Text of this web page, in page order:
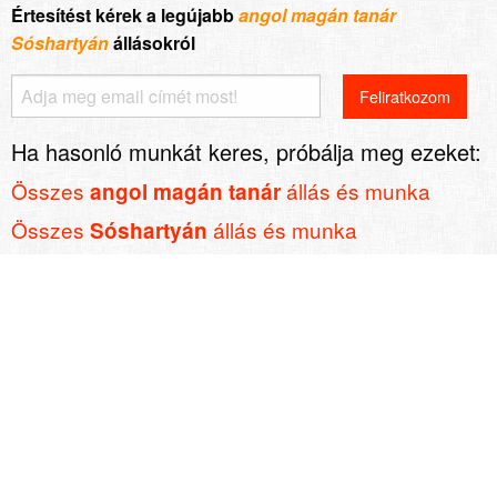
Értesítést kérek a legújabbangol magán tanár
Sóshartyánállásokról
Ha hasonló munkát keres, próbálja meg ezeket:
Összes angol magán tanárállás és munka
Összes Sóshartyán állás és munka